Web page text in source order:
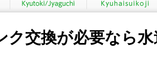
ク交換が必要なら